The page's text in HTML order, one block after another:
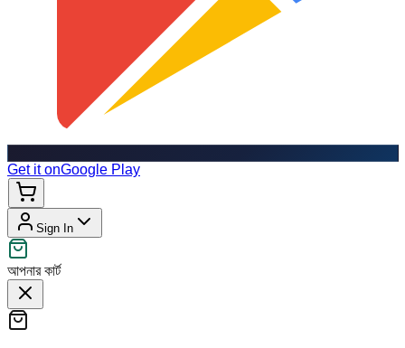
Get it onGoogle Play
Sign In
আপনার কার্ট